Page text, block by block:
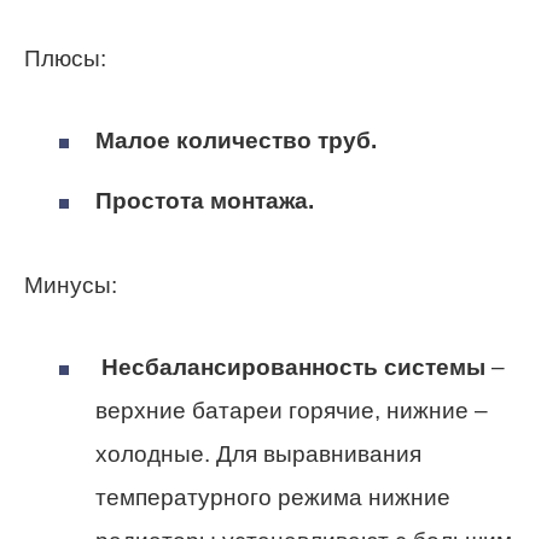
Плюсы:
Малое количество труб.
Простота монтажа.
Минусы:
Несбалансированность системы –
верхние батареи горячие, нижние –
холодные. Для выравнивания
температурного режима нижние